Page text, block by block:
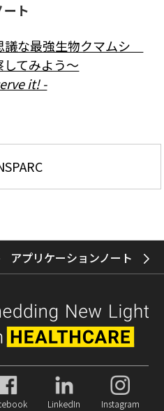
ト
議な最強生物クマムシ
てみよう～
it! -
アプリケーションノート
LinkedIn Instagram